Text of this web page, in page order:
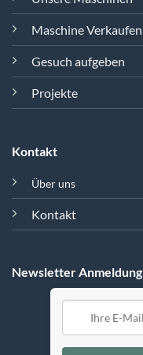
Maschine Verkaufen
Gesuch aufgeben
Projekte
Kontakt
Über uns
Kontakt
Newsletter Anmeldung